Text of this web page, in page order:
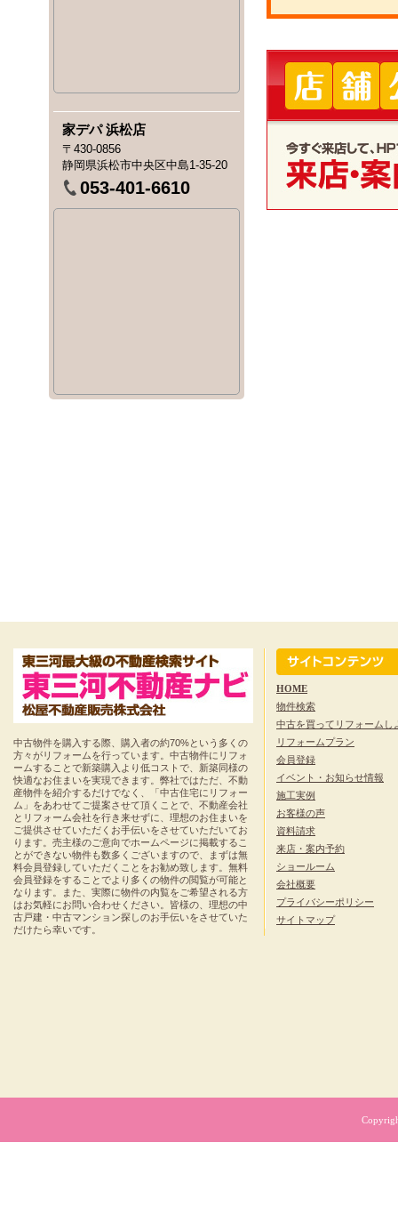
家デパ 浜松店
〒430-0856
静岡県浜松市中央区中島1-35-20
053-401-6610
中古物件を購入する際、購入者の約70%という多くの
方々がリフォームを行っています。中古物件にリフォ
ームすることで新築購入より低コストで、新築同様の
快適なお住まいを実現できます。弊社ではただ、不動
産物件を紹介するだけでなく、「中古住宅にリフォー
ム」をあわせてご提案させて頂くことで、不動産会社
とリフォーム会社を行き来せずに、理想のお住まいを
ご提供させていただくお手伝いをさせていただいてお
ります。売主様のご意向でホームページに掲載するこ
とができない物件も数多くございますので、まずは無
料会員登録していただくことをお勧め致します。無料
会員登録をすることでより多くの物件の閲覧が可能と
なります。また、実際に物件の内覧をご希望される方
はお気軽にお問い合わせください。皆様の、理想の中
古戸建・中古マンション探しのお手伝いをさせていた
だけたら幸いです。
HOME
物件検索
中古を買ってリフォームし
リフォームプラン
会員登録
イベント・お知らせ情報
施工実例
お客様の声
資料請求
来店・案内予約
ショールーム
会社概要
プライバシーポリシー
サイトマップ